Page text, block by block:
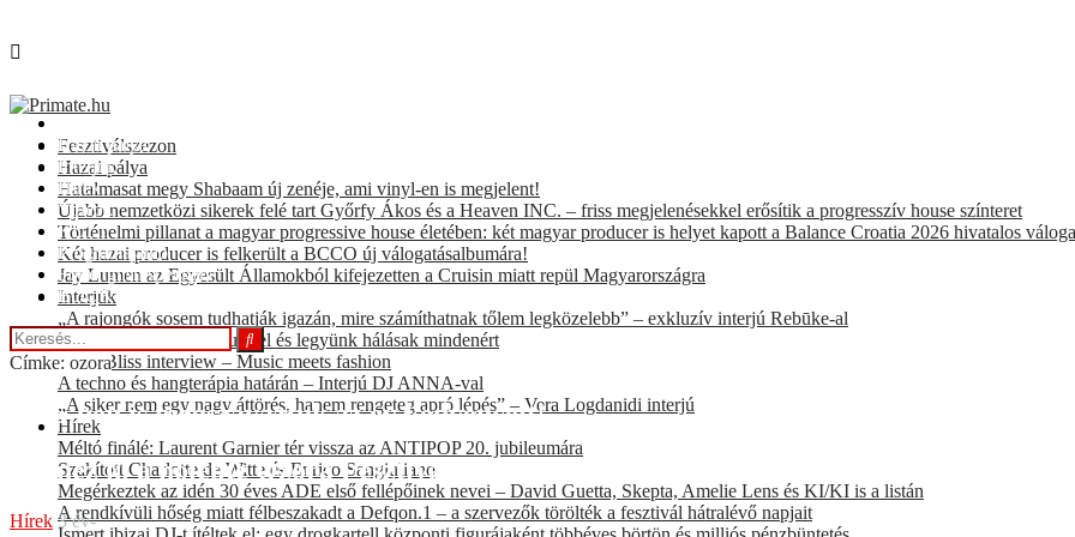
Fesztiválszezon
Hazai pálya
Hatalmasat megy Shabaam új zenéje, ami vinyl-en is megjelent!
Újabb nemzetközi sikerek felé tart Győrfy Ákos és a Heaven INC. – friss megjelenésekkel erősítik a progresszív house színteret
Történelmi pillanat a magyar progressive house életében: két magyar producer is helyet kapott a Balance Croatia 2026 hivatalos
Két hazai producer is felkerült a BCCO új válogatásalbumára!
Jay Lumen az Egyesült Államokból kifejezetten a Cruisin miatt repül Magyarországra
Interjúk
„A rajongók sosem tudhatják igazán, mire számíthatnak tőlem legközelebb” – exkluzív interjú Rebūke-al
Prieger Zsolt: Sose adjuk fel és legyünk hálásak mindenért
Sister Bliss interview – Music meets fashion
A techno és hangterápia határán – Interjú DJ ANNA-val
„A siker nem egy nagy áttörés, hanem rengeteg apró lépés” – Vera Logdanidi interjú
Hírek
Méltó finálé: Laurent Garnier tér vissza az ANTIPOP 20. jubileumára
Szakított Charlotte de Witte és Enrico Sangiuliano
Megérkeztek az idén 30 éves ADE első fellépőinek nevei – David Guetta, Skepta, Amelie Lens és KI/KI is a listán
A rendkívüli hőség miatt félbeszakadt a Defqon.1 – a szervezők törölték a fesztivál hátralévő napjait
Hazai pálya
Interjúk
Hírek
Videók
KULT
Programajánló
For english speakers
BOOKING
Címke: ozora
2025-ben is megszavaztuk az év kedvenceit!
Így néz ki a hólepte Ozora Fesztivál helyszíne
Hírek 3 év-